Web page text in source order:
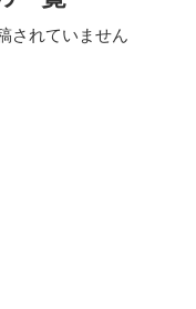
されていません